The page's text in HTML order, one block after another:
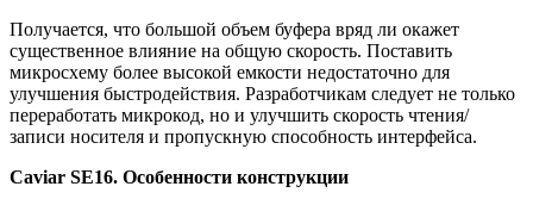
Получается, что большой объем буфера вряд ли окажет
существенное влияние на общую скорость. Поставить
микросхему более высокой емкости недостаточно для
улучшения быстродействия. Разработчикам следует не только
переработать микрокод, но и улучшить скорость чтения/
записи носителя и пропускную способность интерфейса.
Caviar SE16. Особенности конструкции